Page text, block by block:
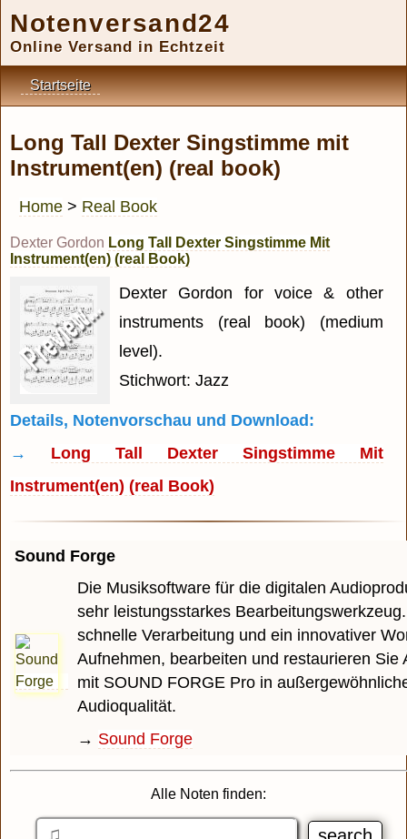
Notenversand24
Online Versand in Echtzeit
Startseite
Long Tall Dexter Singstimme mit
Instrument(en) (real book)
Home > Real Book
Dexter Gordon Long Tall Dexter Singstimme Mit
Instrument(en) (real Book)
Dexter Gordon for voice & other
instruments (real book) (medium
level).
Stichwort: Jazz
Details, Notenvorschau und Download:
→ Long Tall Dexter Singstimme Mit
Instrument(en) (real Book)
Sound Forge
Die Musiksoftware für die digitalen
sehr leistungsstarkes
schnelle Verarbeitung und ein innovativer
Aufnehmen, bearbeiten und restaurieren Sie
mit SOUND FORGE Pro in
Audioqualität.
→ Sound Forge
Alle Noten finden: